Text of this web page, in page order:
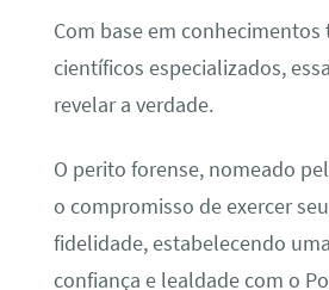
Com base em conhecimentos
científicos especializados,
revelar a verdade.
O perito forense, nomeado
o compromisso de exercer
fidelidade, estabelecendo
confiança e lealdade com o